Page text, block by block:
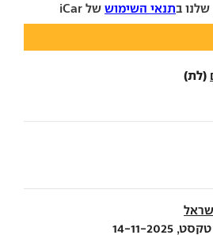
בתנאי השימוש של iCar
(לת)
11-2025